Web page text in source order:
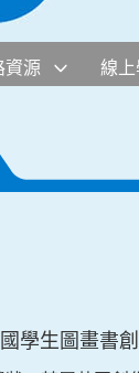
資源 線
學生圖畫書